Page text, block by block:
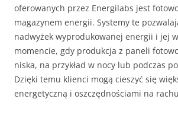
oferowanych przez Energilabs jest
magazynem energii. Systemy te
nadwyżek wyprodukowanej energii i jej
momencie, gdy produkcja z paneli
niska, na przykład w nocy lub podczas
Dzięki temu klienci mogą cieszyć się
energetyczną i oszczędnościami na